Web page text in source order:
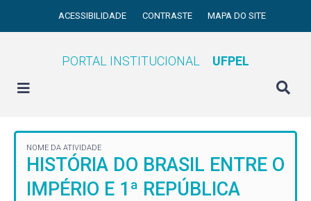
ACESSIBILIDADE CONTRASTE MAPA DO SITE
PORTAL INSTITUCIONAL UFPEL
NOME DA ATIVIDADE
HISTÓRIA DO BRASIL ENTRE O
IMPÉRIO E 1ª REPÚBLICA